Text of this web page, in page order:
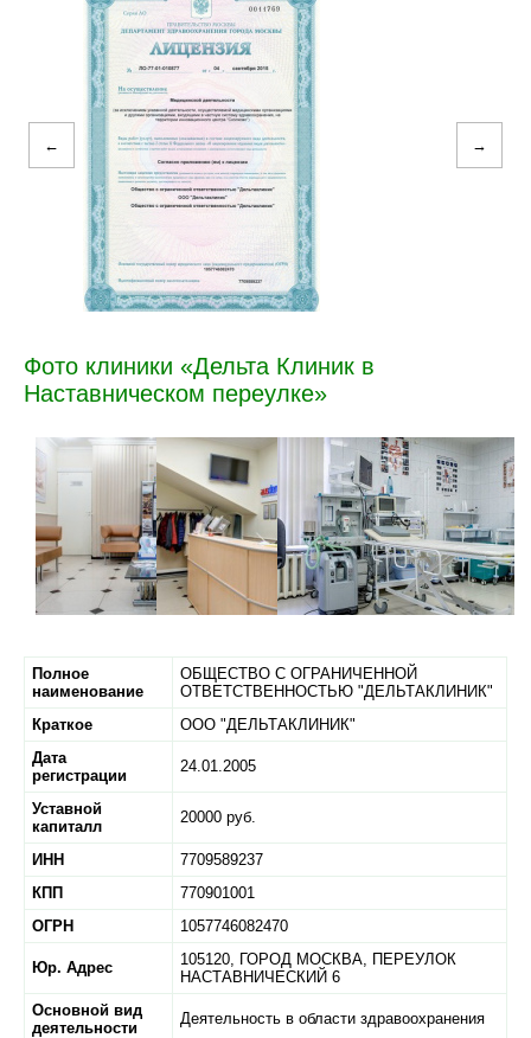
← →
Фото клиники «Дельта Клиник в
Наставническом переулке»
Полное
наименование
ОБЩЕСТВО С ОГРАНИЧЕННОЙ
ОТВЕТСТВЕННОСТЬЮ "ДЕЛЬТАКЛИНИК"
Краткое
ООО "ДЕЛЬТАКЛИНИК"
Дата
регистрации
24.01.2005
Уставной
капиталл
20000 руб.
ИНН
7709589237
КПП
770901001
ОГРН
1057746082470
Юр. Адрес 105120, ГОРОД МОСКВА, ПЕРЕУЛОК
НАСТАВНИЧЕСКИЙ 6
Основной вид
деятельности
Деятельность в области здравоохранения